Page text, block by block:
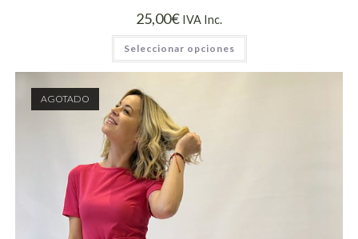
25,00€ IVA Inc.
Seleccionar opciones
AGOTADO